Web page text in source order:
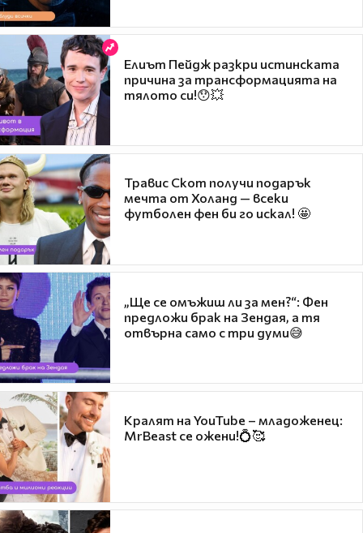
Елиът Пейдж разкри истинската
причина за трансформацията на
тялото си!😯💥
Травис Скот получи подарък
мечта от Холанд — всеки
футболен фен би го искал! 🤩
„Ще се омъжиш ли за мен?“: Фен
предложи брак на Зендая, а тя
отвърна само с три думи😅
Кралят на YouTube – младоженец:
MrBeast се ожени!💍🥰